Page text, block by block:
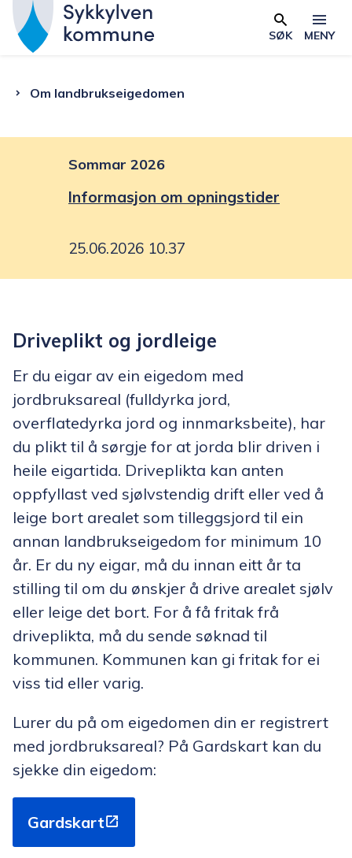
y
v
e
k
m
m
e
Skjema
SØK MENY
Du Om landbrukseigedomen
Sommar 2026
Informasjon om opningstider
25.06.2026 10.37
Driveplikt og jordleige
Er du eigar av ein eigedom med
jordbruksareal (fulldyrka jord,
overflatedyrka jord og innmarksbeite), har
du plikt til å sørgje for at jorda blir driven i
heile eigartida. Driveplikta kan anten
oppfyllast ved sjølvstendig drift eller ved å
leige bort arealet som tilleggsjord til ein
annan landbrukseigedom for minimum 10
år. Er du ny eigar, må du innan eitt år ta
stilling til om du ønskjer å drive arealet sjølv
eller leige det bort. For å få fritak frå
driveplikta, må du sende søknad til
kommunen. Kommunen kan gi fritak for ei
viss tid eller varig.
Lurer du på om eigedomen din er registrert
med jordbruksareal? På Gardskart kan du
sjekke din eigedom:
Gardskart